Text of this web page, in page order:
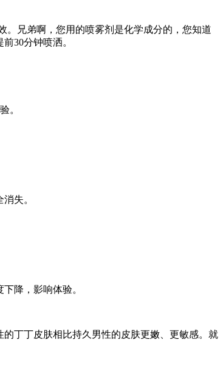
。兄弟啊，您用的喷雾剂是化学成分的，您知道
30分钟喷洒。
。
失。
降，影响体验。
丁丁皮肤相比持久男性的皮肤更嫩、更敏感。就